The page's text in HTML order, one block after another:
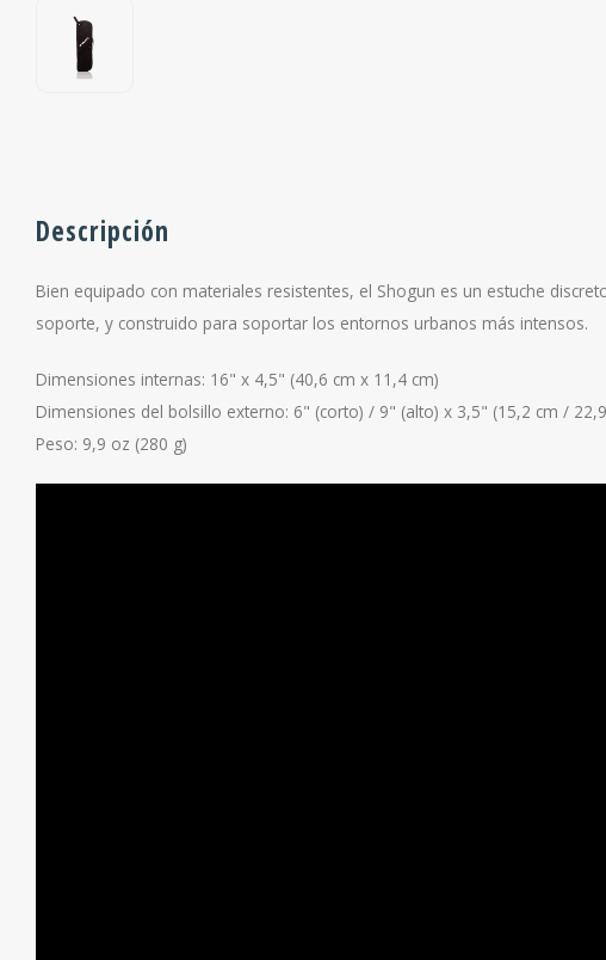
Descripción
Bien equipado con materiales resistentes, el Shogun es un estuche
soporte, y construido para soportar los entornos urbanos más intensos.
Dimensiones internas: 16" x 4,5" (40,6 cm x 11,4 cm)
Dimensiones del bolsillo externo: 6" (corto) / 9" (alto) x 3,5" (15,2 cm /
Peso: 9,9 oz (280 g)